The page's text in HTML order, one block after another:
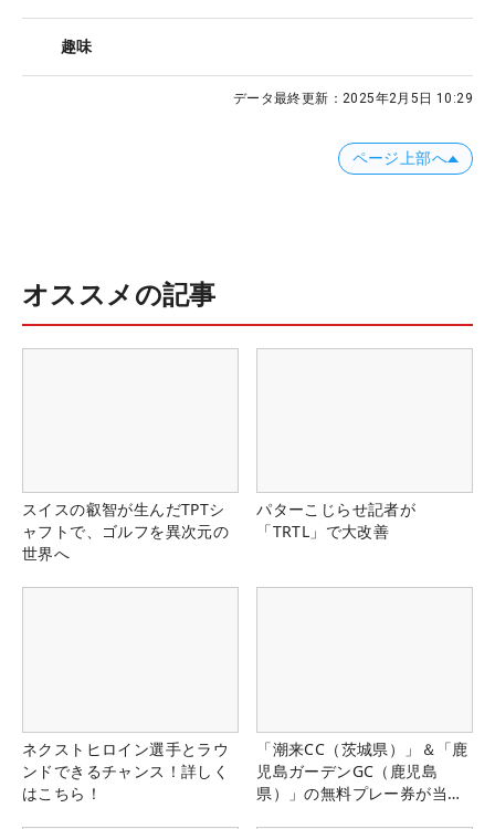
趣味
データ最終更新： 2025年2月5日 10:29
ページ上部へ
オススメの記事
スイスの叡智が生んだTPTシ
ャフトで、ゴルフを異次元の
世界へ
パターこじらせ記者が
「TRTL」で大改善
ネクストヒロイン選手とラウ
ンドできるチャンス！詳しく
はこちら！
「潮来CC（茨城県）」＆「鹿
児島ガーデンGC（鹿児島
県）」の無料プレー券が当た